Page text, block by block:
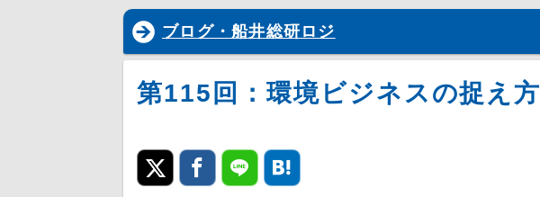
ブログ・船井総研ロジ
第115回：環境ビジネスの捉え方